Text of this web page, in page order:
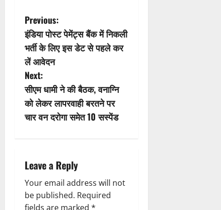
P
o
s
t
n
a
i
g
Previous:
इंडिया पोस्ट पेमेंट्स बैंक में निकली
भर्ती के लिए इस डेट से पहले कर
लें आवेदन
Next:
सीएम धामी ने की बैठक, वनाग्नि
को लेकर लापरवाही बरतने पर
चार वन दरोगा समेत 10 सस्पेंड
Leave a Reply
Your email address will not
be published. Required
fields are marked *